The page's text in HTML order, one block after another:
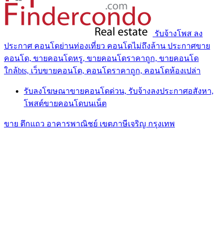
รับจ้างโพส ลง
ประกาศ คอนโดย่านท่องเที่ยว คอนโดไม่ถึงล้าน ประกาศขาย
คอนโด, ขายคอนโดหรู, ขายคอนโดราคาถูก, ขายคอนโด
ใกล้bts, เว็บขายคอนโด, คอนโดราคาถูก, คอนโดห้องเปล่า
รับลงโฆษณาขายคอนโดด่วน, รับจ้างลงประกาศอสังหา,
โพสต์ขายคอนโดบนเน็ต
ขาย ตึกแถว อาคารพาณิชย์ เขตภาษีเจริญ กรุงเทพ